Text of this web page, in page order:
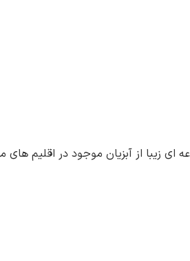
زیبا از آبزیان موجود در اقلیم های